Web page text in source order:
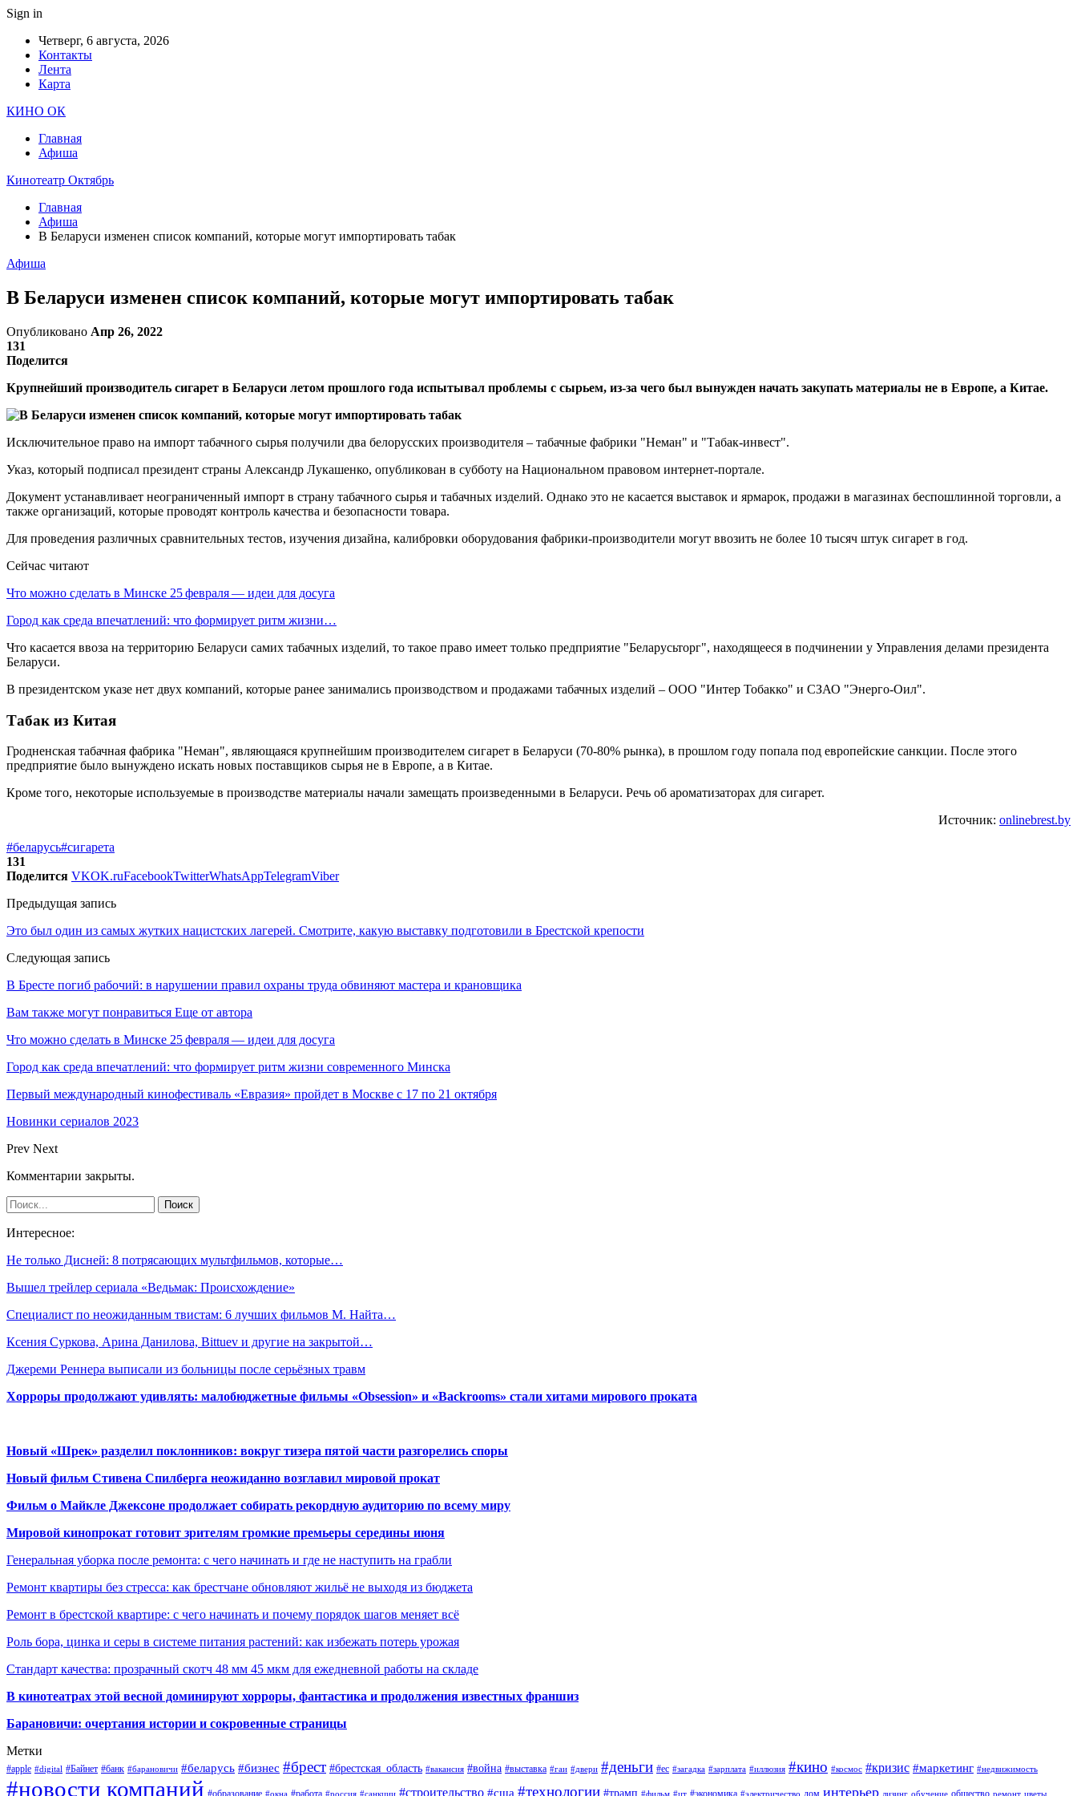
Sign in
Четверг, 6 августа, 2026
Контакты
Лента
Карта
КИНО ОК
Главная
Афиша
Кинотеатр Октябрь
Главная
Афиша
В Беларуси изменен список компаний, которые могут импортировать табак
Афиша
В Беларуси изменен список компаний, которые могут импортировать табак
Опубликовано Апр 26, 2022
131
Поделится
Крупнейший производитель сигарет в Беларуси летом прошлого года испытывал проблемы с сырьем, из-за чего был вынужден начать закупать материалы не в Европе, а Китае.
Исключительное право на импорт табачного сырья получили два белорусских производителя – табачные фабрики "Неман" и "Табак-инвест".
Указ, который подписал президент страны Александр Лукашенко, опубликован в субботу на Национальном правовом интернет-портале.
Документ устанавливает неограниченный импорт в страну табачного сырья и табачных изделий. Однако это не касается выставок и ярмарок, продажи в магазинах беспошлинной торговли, а
также организаций, которые проводят контроль качества и безопасности товара.
Для проведения различных сравнительных тестов, изучения дизайна, калибровки оборудования фабрики-производители могут ввозить не более 10 тысяч штук сигарет в год.
Сейчас читают
Что можно сделать в Минске 25 февраля — идеи для досуга
Город как среда впечатлений: что формирует ритм жизни…
Что касается ввоза на территорию Беларуси самих табачных изделий, то такое право имеет только предприятие "Беларусьторг", находящееся в подчинении у Управления делами президента
Беларуси.
В президентском указе нет двух компаний, которые ранее занимались производством и продажами табачных изделий – ООО "Интер Тобакко" и СЗАО "Энерго-Оил".
Табак из Китая
Гродненская табачная фабрика "Неман", являющаяся крупнейшим производителем сигарет в Беларуси (70-80% рынка), в прошлом году попала под европейские санкции. После этого
предприятие было вынуждено искать новых поставщиков сырья не в Европе, а в Китае.
Кроме того, некоторые используемые в производстве материалы начали замещать произведенными в Беларуси. Речь об ароматизаторах для сигарет.
Источник: onlinebrest.by
#беларусь#сигарета
131
Поделится VKOK.ruFacebookTwitterWhatsAppTelegramViber
Предыдущая запись
Это был один из самых жутких нацистских лагерей. Смотрите, какую выставку подготовили в Брестской крепости
Следующая запись
В Бресте погиб рабочий: в нарушении правил охраны труда обвиняют мастера и крановщика
Вам также могут понравиться Еще от автора
Что можно сделать в Минске 25 февраля — идеи для досуга
Город как среда впечатлений: что формирует ритм жизни современного Минска
Первый международный кинофестиваль «Евразия» пройдет в Москве с 17 по 21 октября
Новинки сериалов 2023
Prev Next
Комментарии закрыты.
Интересное:
Не только Дисней: 8 потрясающих мультфильмов, которые…
Вышел трейлер сериала «Ведьмак: Происхождение»
Специалист по неожиданным твистам: 6 лучших фильмов М. Найта…
Ксения Суркова, Арина Данилова, Bittuev и другие на закрытой…
Джереми Реннера выписали из больницы после серьёзных травм
Хорроры продолжают удивлять: малобюджетные фильмы «Obsession» и «Backrooms» стали хитами мирового проката
Новый «Шрек» разделил поклонников: вокруг тизера пятой части разгорелись споры
Новый фильм Стивена Спилберга неожиданно возглавил мировой прокат
Фильм о Майкле Джексоне продолжает собирать рекордную аудиторию по всему миру
Мировой кинопрокат готовит зрителям громкие премьеры середины июня
Генеральная уборка после ремонта: с чего начинать и где не наступить на грабли
Ремонт квартиры без стресса: как брестчане обновляют жильё не выходя из бюджета
Ремонт в брестской квартире: с чего начинать и почему порядок шагов меняет всё
Роль бора, цинка и серы в системе питания растений: как избежать потерь урожая
Стандарт качества: прозрачный скотч 48 мм 45 мкм для ежедневной работы на складе
В кинотеатрах этой весной доминируют хорроры, фантастика и продолжения известных франшиз
Барановичи: очертания истории и сокровенные страницы
Метки
#apple #digital #Байнет #банк #барановичи #беларусь #бизнес #брест #брестская_область #вакансия #война #выставка #гаи #двери #деньги #ес #загадка #зарплата #иллюзия #кино #космос #кризис #маркетинг #недвижимость
#новости компаний #окна #россия #санкции #строительство #сша #технологии #трамп #фильм #цт #электричество интерьер лизинг обучение ремонт цветы